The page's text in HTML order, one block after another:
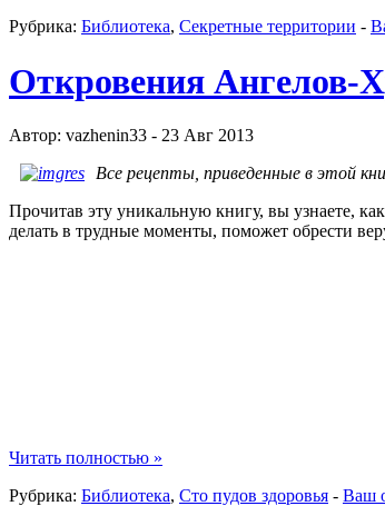
Рубрика: Библиотека, Секретные территории -
Откровения Ангелов-
Автор: vazhenin33 - 23 Авг 2013
Все рецепты, приведенные в этой
Прочитав эту уникальную книгу, вы узнаете,
делать в трудные моменты, поможет обрести
Читать полностью »
Рубрика: Библиотека, Сто пудов здоровья - Ваш